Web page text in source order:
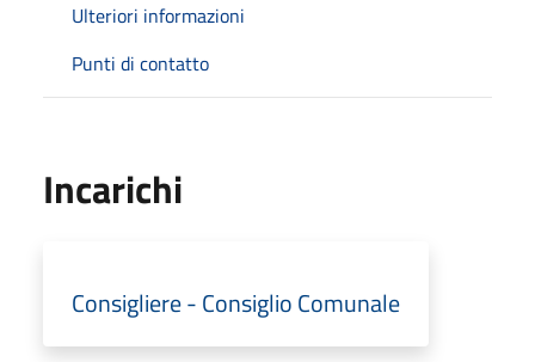
Ulteriori informazioni
Punti di contatto
Incarichi
Consigliere - Consiglio Comunale